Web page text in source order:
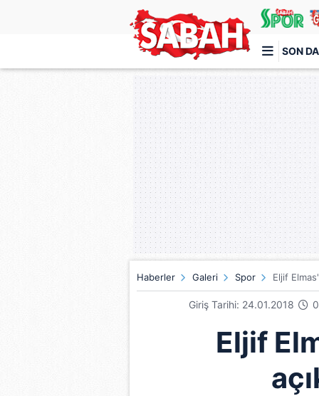
SON
Türkiye'nin en iyi haber sitesi
Haberler Galeri Spor Eljif
Giriş Tarihi: 24.01.2018
Eljif